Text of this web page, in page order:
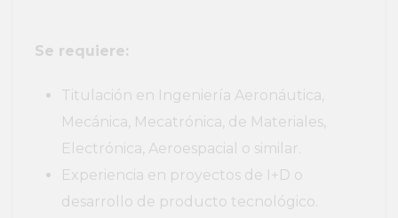
Se requiere:
Titulación en Ingeniería Aeronáutica,
Mecánica, Mecatrónica, de Materiales,
Electrónica, Aeroespacial o similar.
Experiencia en proyectos de I+D o
desarrollo de producto tecnológico.